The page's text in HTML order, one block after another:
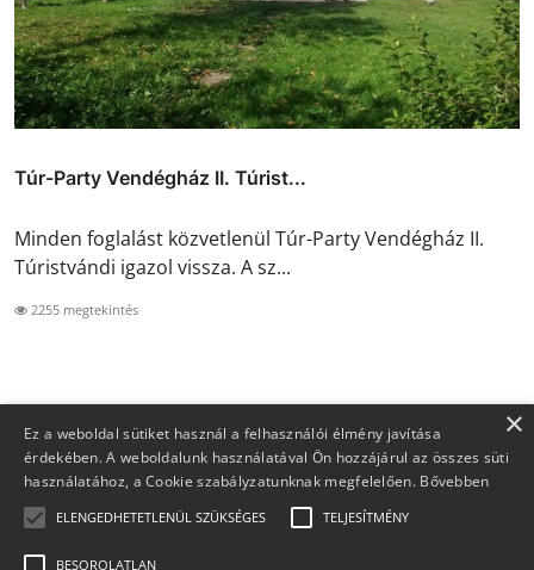
Túr-Party Vendégház II. Túrist...
Minden foglalást közvetlenül Túr-Party Vendégház II.
Túristvándi igazol vissza. A sz...
2255 megtekintés
×
Ez a weboldal sütiket használ a felhasználói élmény javítása
érdekében. A weboldalunk használatával Ön hozzájárul az összes süti
használatához, a Cookie szabályzatunknak megfelelően. Bővebben
ELENGEDHETETLENÜL SZÜKSÉGES TELJESÍTMÉNY
BESOROLATLAN